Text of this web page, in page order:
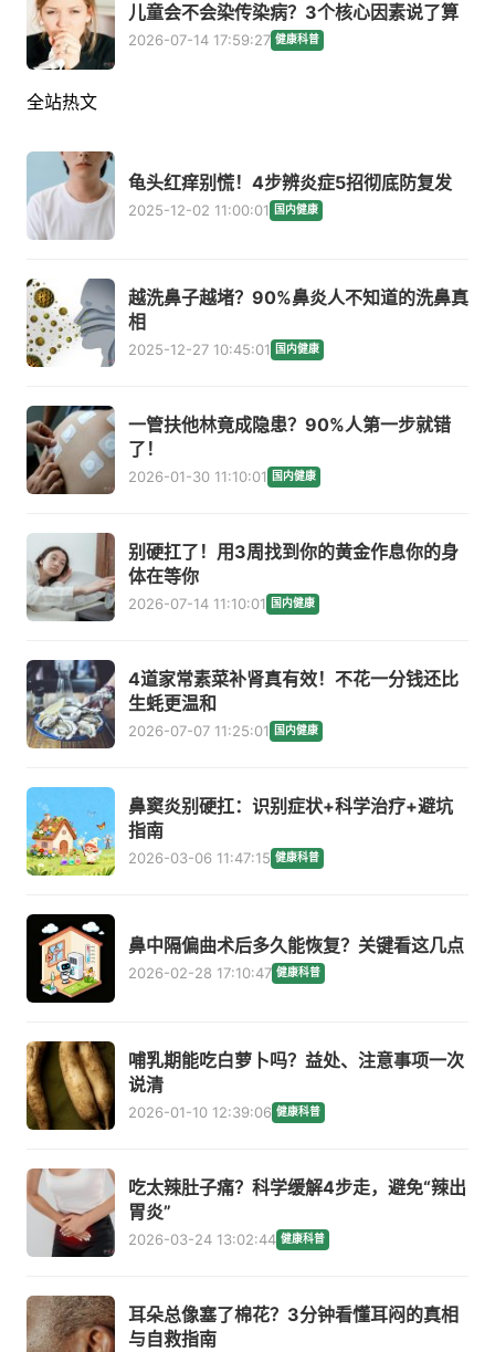
儿童会不会染传染病？3个核心因素说了算
2026-07-14 17:59:27 健康科普
全站热文
龟头红痒别慌！4步辨炎症5招彻底防复发
2025-12-02 11:00:01 国内健康
越洗鼻子越堵？90%鼻炎人不知道的洗鼻真
相
2025-12-27 10:45:01 国内健康
一管扶他林竟成隐患？90%人第一步就错
了！
2026-01-30 11:10:01 国内健康
别硬扛了！用3周找到你的黄金作息你的身
体在等你
2026-07-14 11:10:01 国内健康
4道家常素菜补肾真有效！不花一分钱还比
生蚝更温和
2026-07-07 11:25:01 国内健康
鼻窦炎别硬扛：识别症状+科学治疗+避坑
指南
2026-03-06 11:47:15 健康科普
鼻中隔偏曲术后多久能恢复？关键看这几点
2026-02-28 17:10:47 健康科普
哺乳期能吃白萝卜吗？益处、注意事项一次
说清
2026-01-10 12:39:06 健康科普
吃太辣肚子痛？科学缓解4步走，避免“辣出
胃炎”
2026-03-24 13:02:44 健康科普
耳朵总像塞了棉花？3分钟看懂耳闷的真相
与自救指南